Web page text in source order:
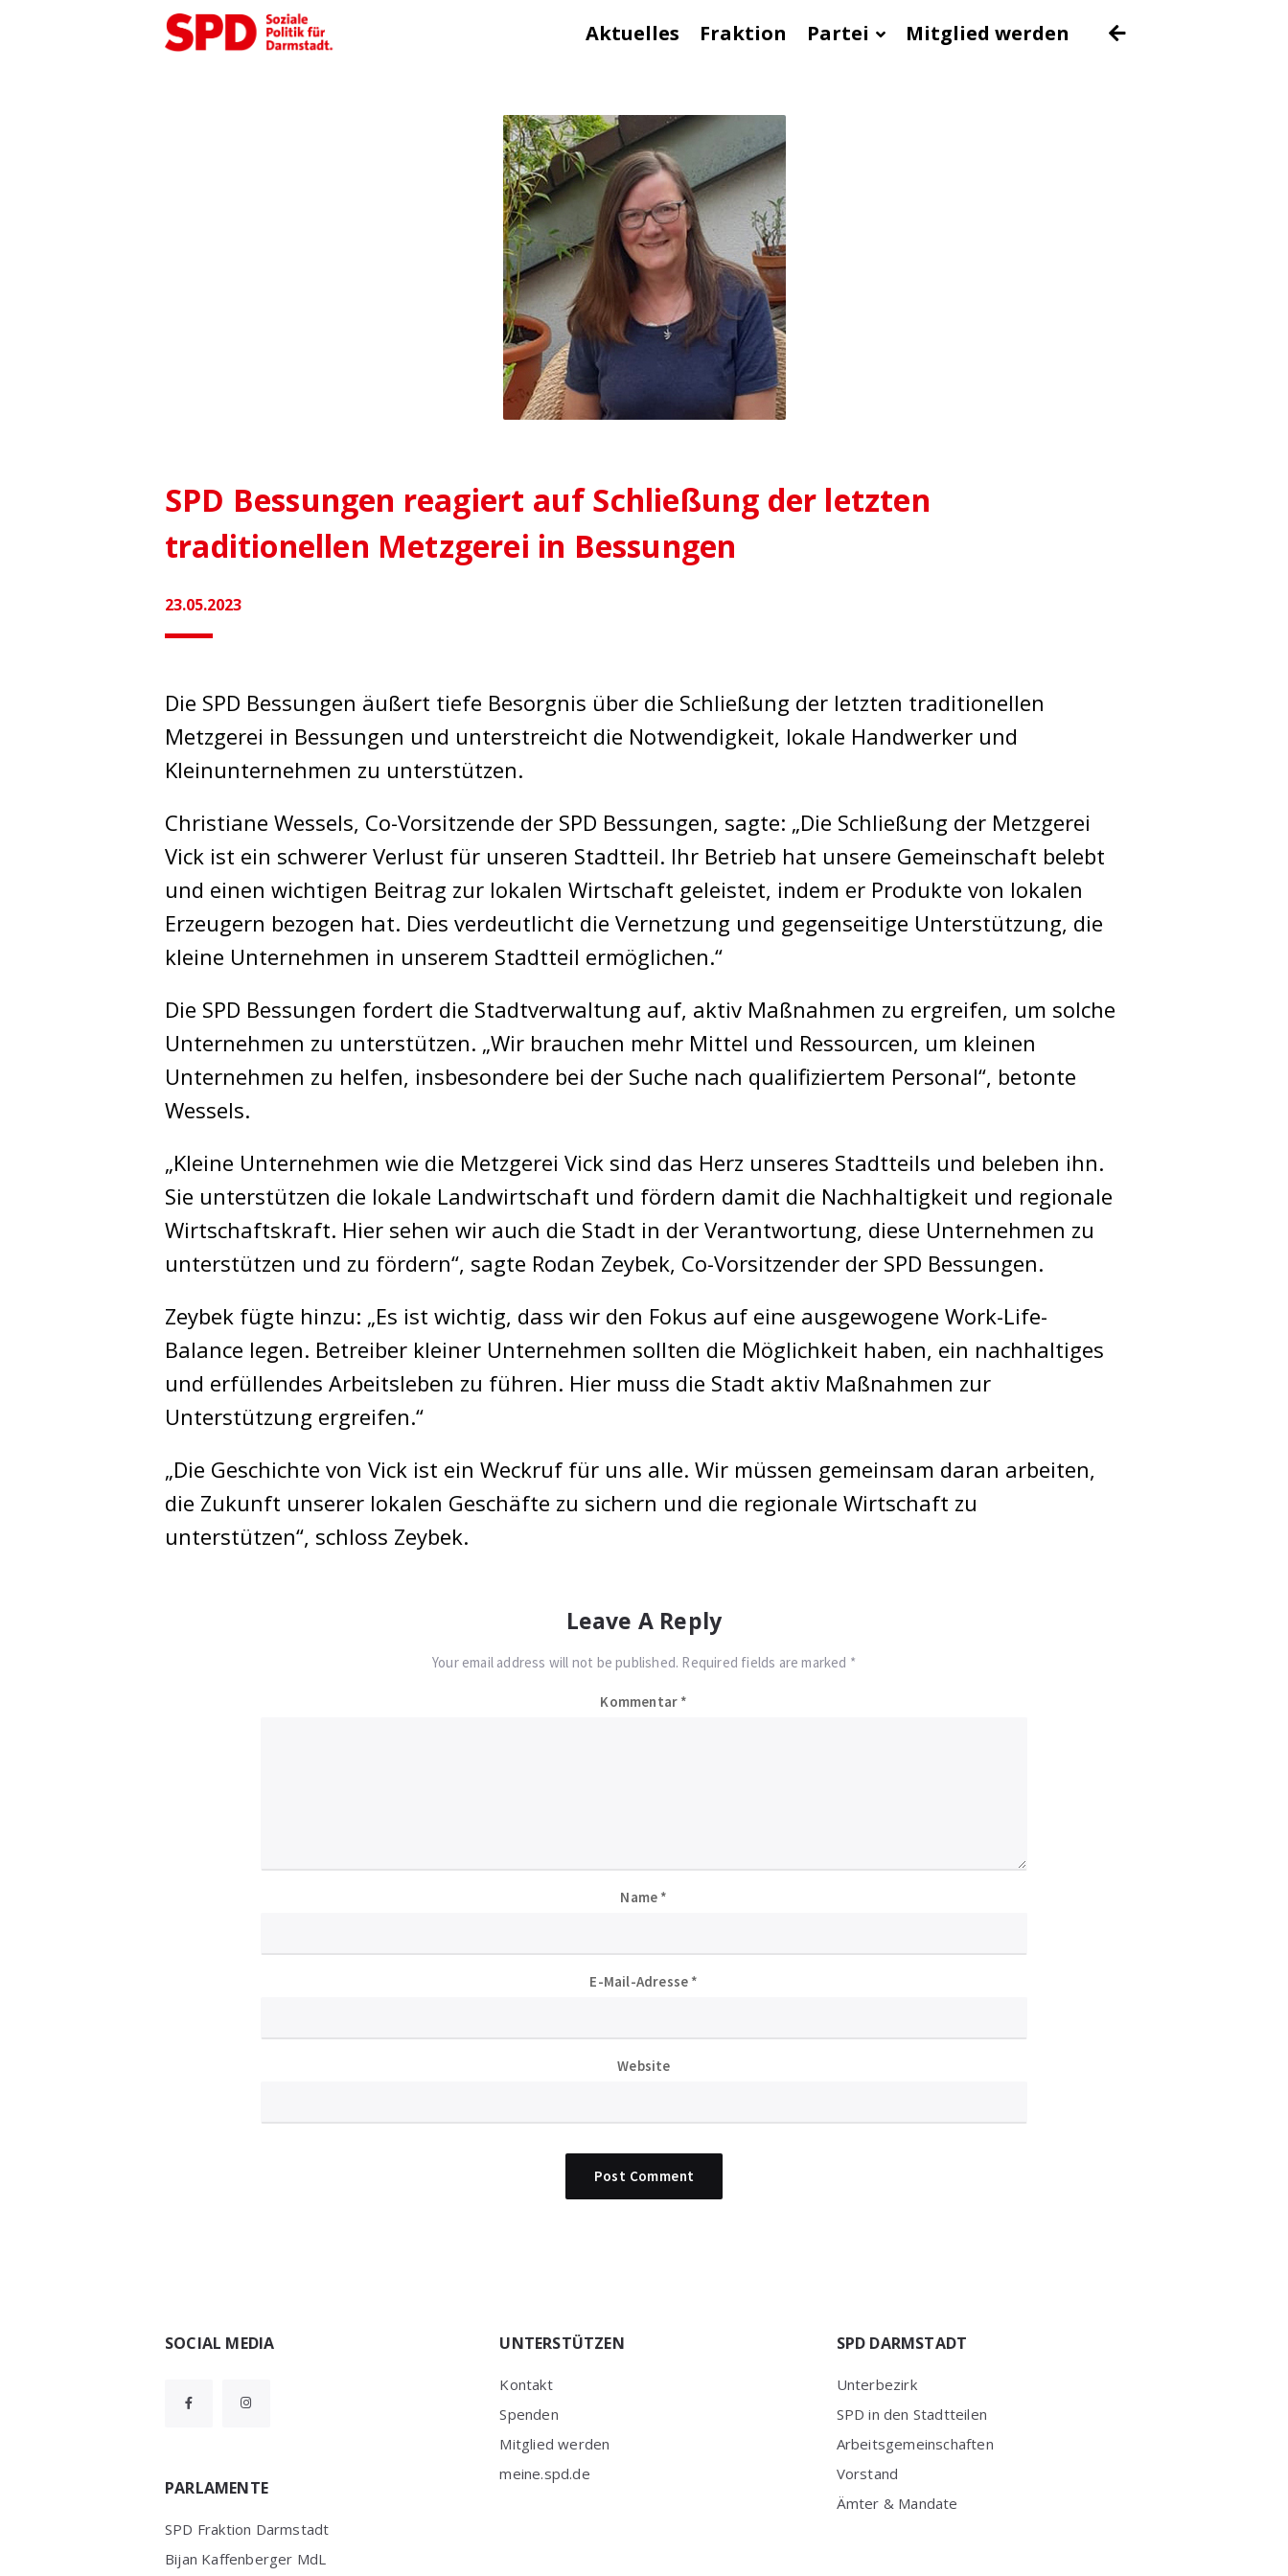
Aktuelles Fraktion Partei Mitglied werden
SPD Bessungen reagiert auf Schließung der letzten
traditionellen Metzgerei in Bessungen
23.05.2023
Die SPD Bessungen äußert tiefe Besorgnis über die Schließung der letzten traditionellen
Metzgerei in Bessungen und unterstreicht die Notwendigkeit, lokale Handwerker und
Kleinunternehmen zu unterstützen.
Christiane Wessels, Co-Vorsitzende der SPD Bessungen, sagte: „Die Schließung der Metzgerei
Vick ist ein schwerer Verlust für unseren Stadtteil. Ihr Betrieb hat unsere Gemeinschaft belebt
und einen wichtigen Beitrag zur lokalen Wirtschaft geleistet, indem er Produkte von lokalen
Erzeugern bezogen hat. Dies verdeutlicht die Vernetzung und gegenseitige Unterstützung, die
kleine Unternehmen in unserem Stadtteil ermöglichen.“
Die SPD Bessungen fordert die Stadtverwaltung auf, aktiv Maßnahmen zu ergreifen, um solche
Unternehmen zu unterstützen. „Wir brauchen mehr Mittel und Ressourcen, um kleinen
Unternehmen zu helfen, insbesondere bei der Suche nach qualifiziertem Personal“, betonte
Wessels.
„Kleine Unternehmen wie die Metzgerei Vick sind das Herz unseres Stadtteils und beleben ihn.
Sie unterstützen die lokale Landwirtschaft und fördern damit die Nachhaltigkeit und regionale
Wirtschaftskraft. Hier sehen wir auch die Stadt in der Verantwortung, diese Unternehmen zu
unterstützen und zu fördern“, sagte Rodan Zeybek, Co-Vorsitzender der SPD Bessungen.
Zeybek fügte hinzu: „Es ist wichtig, dass wir den Fokus auf eine ausgewogene Work-Life-
Balance legen. Betreiber kleiner Unternehmen sollten die Möglichkeit haben, ein nachhaltiges
und erfüllendes Arbeitsleben zu führen. Hier muss die Stadt aktiv Maßnahmen zur
Unterstützung ergreifen.“
„Die Geschichte von Vick ist ein Weckruf für uns alle. Wir müssen gemeinsam daran arbeiten,
die Zukunft unserer lokalen Geschäfte zu sichern und die regionale Wirtschaft zu
unterstützen“, schloss Zeybek.
Leave A Reply
Your email address will not be published. Required fields are marked *
Kommentar *
Name *
E-Mail-Adresse *
Website
Widgets
SOCIAL MEDIA
PARLAMENTE
SPD Fraktion Darmstadt
Bijan Kaffenberger MdL
UNTERSTÜTZEN
Kontakt
Spenden
Mitglied werden
meine.spd.de
SPD DARMSTADT
Unterbezirk
SPD in den Stadtteilen
Arbeitsgemeinschaften
Vorstand
Ämter & Mandate